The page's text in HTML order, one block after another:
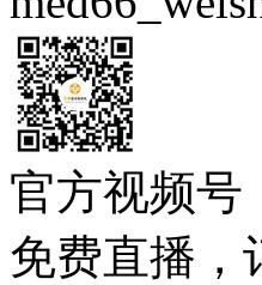
官方视频号
免费直播，